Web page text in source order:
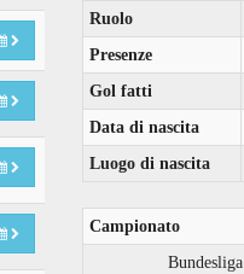
Ruolo
Presenze
Gol fatti
Data di nascita
Luogo di nascita
Campionato
Bundesliga